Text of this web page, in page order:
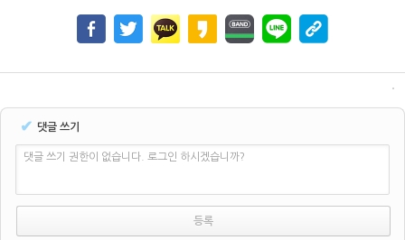
✔ 댓글 쓰기
댓글 쓰기 권한이 없습니다. 로그인 하시겠습니까?